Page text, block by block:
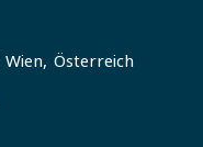
Österreich